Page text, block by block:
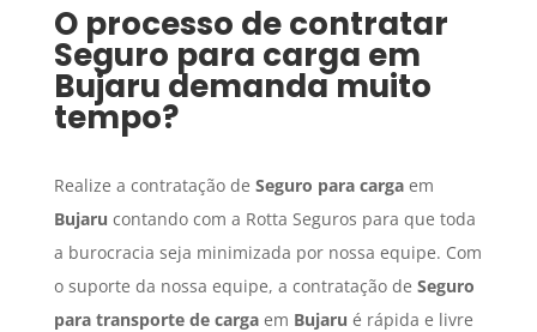
O processo de contratar
Seguro para carga em
Bujaru demanda muito
tempo?
Realize a contratação de Seguro para cargaem
Bujaru contando com a Rotta Seguros para que toda
a burocracia seja minimizada por nossa equipe. Com
o suporte da nossa equipe, a contratação de Seguro
para transporte de cargaem Bujaru é rápida e livre